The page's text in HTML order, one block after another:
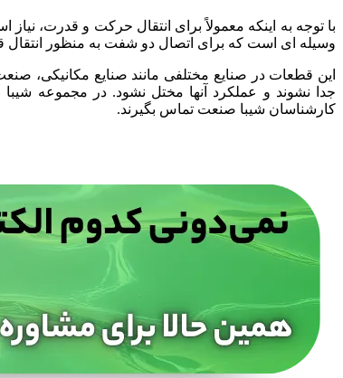
با توجه به اینکه معمولاً برای انتقال حرکت و قدرت،
وسیله ای است که برای اتصال دو شفت به منظور
این قطعات در صنایع مختلفی مانند صنایع مکانیکی،
جدا نشوند و عملکرد آنها مختل نشود. در مجموعه
کارشناسان شیبا صنعت تماس بگیرند.